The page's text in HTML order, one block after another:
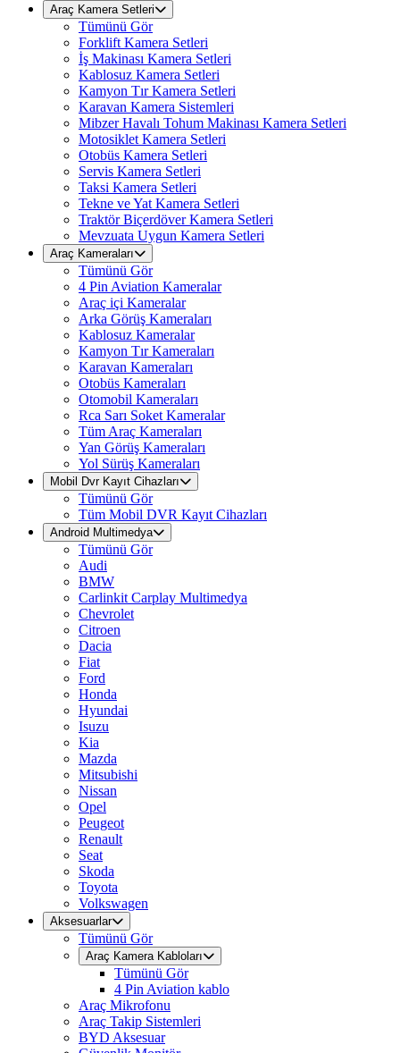
Araç Kamera Setleri
Tümünü Gör
Forklift Kamera Setleri
İş Makinası Kamera Setleri
Kablosuz Kamera Setleri
Kamyon Tır Kamera Setleri
Karavan Kamera Sistemleri
Mibzer Havalı Tohum Makinası Kamera Setleri
Motosiklet Kamera Setleri
Otobüs Kamera Setleri
Servis Kamera Setleri
Taksi Kamera Setleri
Tekne ve Yat Kamera Setleri
Traktör Biçerdöver Kamera Setleri
Mevzuata Uygun Kamera Setleri
Araç Kameraları
Tümünü Gör
4 Pin Aviation Kameralar
Araç içi Kameralar
Arka Görüş Kameraları
Kablosuz Kameralar
Kamyon Tır Kameraları
Karavan Kameraları
Otobüs Kameraları
Otomobil Kameraları
Rca Sarı Soket Kameralar
Tüm Araç Kameraları
Yan Görüş Kameraları
Yol Sürüş Kameraları
Mobil Dvr Kayıt Cihazları
Tümünü Gör
Tüm Mobil DVR Kayıt Cihazları
Android Multimedya
Tümünü Gör
Audi
BMW
Carlinkit Carplay Multimedya
Chevrolet
Citroen
Dacia
Fiat
Ford
Honda
Hyundai
Isuzu
Kia
Mazda
Mitsubishi
Nissan
Opel
Peugeot
Renault
Seat
Skoda
Toyota
Volkswagen
Aksesuarlar
Tümünü Gör
Araç Kamera Kabloları
Tümünü Gör
4 Pin Aviation kablo
Araç Mikrofonu
Araç Takip Sistemleri
BYD Aksesuar